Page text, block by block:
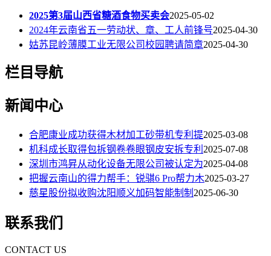
2025第3届山西省糖酒食物买卖会2025-05-02
2024年云南省五一劳动状、章、工人前锋号2025-04-30
姑苏昆岭薄膜工业无限公司校园聘请简章2025-04-30
栏目导航
新闻中心
合肥康业成功获得木材加工砂带机专利提2025-03-08
机科成长取得包拆钢卷卷眼钢皮安拆专利 2025-07-08
深圳市鸿昇从动化设备无限公司被认定为2025-04-08
把握云南山的得力帮手：锐骐6 Pro帮力木2025-03-27
慈星股份拟收购沈阳顺义加码智能制制 2025-06-30
联系我们
CONTACT US